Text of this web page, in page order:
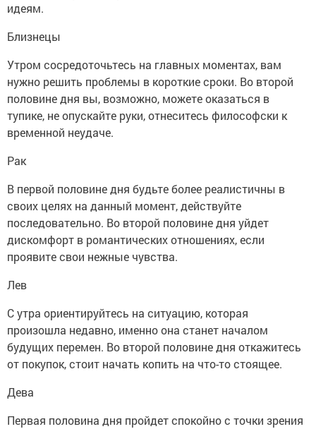
идеям.
Близнецы
Утром сосредоточьтесь на главных моментах, вам
нужно решить проблемы в короткие сроки. Во второй
половине дня вы, возможно, можете оказаться в
тупике, не опускайте руки, отнеситесь философски к
временной неудаче.
Рак
В первой половине дня будьте более реалистичны в
своих целях на данный момент, действуйте
последовательно. Во второй половине дня уйдет
дискомфорт в романтических отношениях, если
проявите свои нежные чувства.
Лев
С утра ориентируйтесь на ситуацию, которая
произошла недавно, именно она станет началом
будущих перемен. Во второй половине дня откажитесь
от покупок, стоит начать копить на что-то стоящее.
Дева
Первая половина дня пройдет спокойно с точки зрения